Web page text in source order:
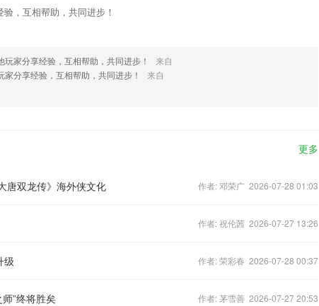
，互相帮助，共同进步！
玩家分享经验，互相帮助，共同进步！
来自
家分享经验，互相帮助，共同进步！
来自
更多
唐双龙传》海外侠文化 作者: 邓荣广 2026-07-28 01:03
作者: 祝伦茜 2026-07-27 13:26
级 作者: 荣彩春 2026-07-28 00:37
师”终将胜矣 作者: 茅雪善 2026-07-27 20:53